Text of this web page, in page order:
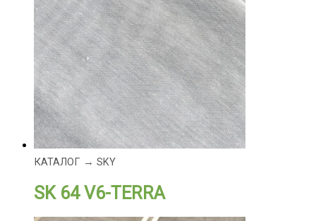
КАТАЛОГ → SKY
SK 64 V6-TERRA